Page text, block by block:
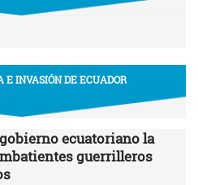
E INVASIÓN DE ECUADOR
ecuatoriano la
guerrilleros